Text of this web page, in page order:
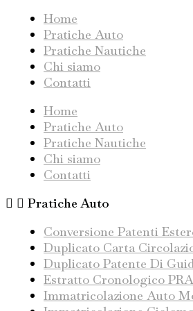
Home
Pratiche Auto
Pratiche Nautiche
Chi siamo
Contatti
Home
Pratiche Auto
Pratiche Nautiche
Chi siamo
Contatti
Pratiche Auto
Conversione Patenti
Duplicato Carta
Duplicato Patente Di
Estratto Cronologico PRA
Immatricolazione Auto